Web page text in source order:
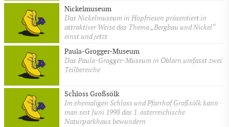
Nickelmuseum
Das Nickelmuseum in Hopfriesen präsentiert in
attraktiver Weise das Thema „Bergbau und Nickel“
einst und jetzt
Paula-Grogger-Museum
Das Paula-Grogger-Museum in Öblarn umfasst zwei
Teilbereiche
Schloss Großsölk
Im ehemaligen Schloss und Pfarrhof Großsölk kann
man seit Juni 1998 das 1. österreichische
Naturparkhaus bewundern